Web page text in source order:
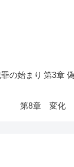
の始まり 第3章
第8章 変化